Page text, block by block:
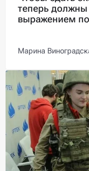
теперь должны
выражением
Марина